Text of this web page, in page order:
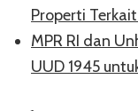
Properti
MPR RI dan
UUD 1945